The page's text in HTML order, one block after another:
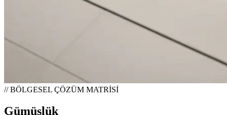
// BÖLGESEL ÇÖZÜM MATRİSİ
Gümüşlük